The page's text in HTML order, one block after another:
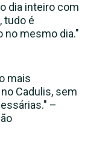
dia inteiro com
tudo é
no mesmo dia."
mais
Cadulis, sem
–